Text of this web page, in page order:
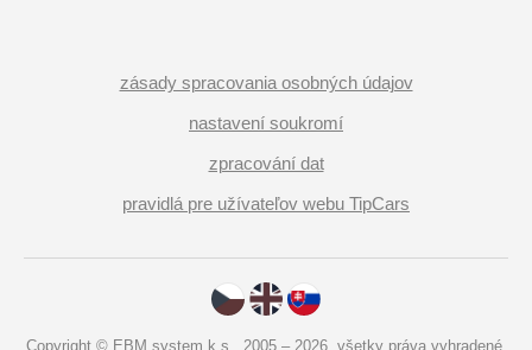
zásady spracovania osobných údajov
nastavení soukromí
zpracování dat
pravidlá pre užívateľov webu TipCars
Copyright © EBM system k.s., 2005 – 2026, všetky práva vyhradené.